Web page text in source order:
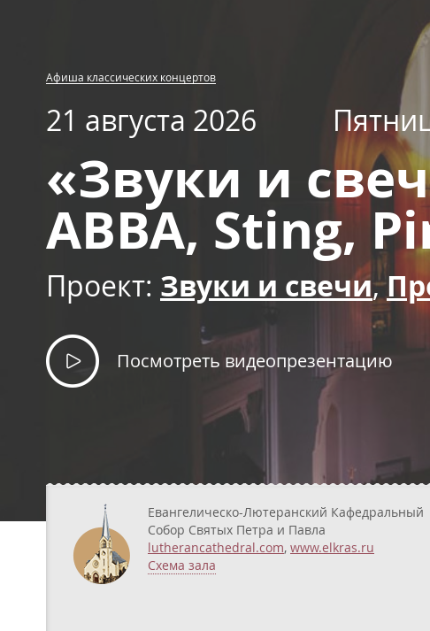
Афиша классических концертов
21 августа 2026
«Звуки и
ABBA, Sting,
Проект: Звуки и свечи,
Посмотреть видеопрезентацию
Евангелическо-Лютеранский Кафедральный
Собор Святых Петра и Павла
lutherancathedral.com, www.elkras.ru
Схема зала